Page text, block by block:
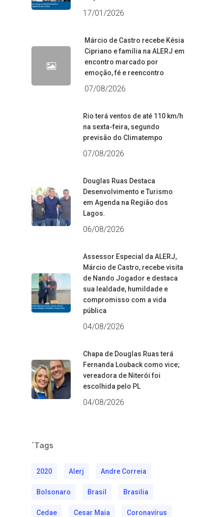
17/01/2026
Márcio de Castro recebe Késia
Cipriano e família na ALERJ em
encontro marcado por
emoção, fé e reencontro
07/08/2026
Rio terá ventos de até 110 km/h
na sexta-feira, segundo
previsão do Climatempo
07/08/2026
Douglas Ruas Destaca
Desenvolvimento e Turismo
em Agenda na Região dos
Lagos.
06/08/2026
Assessor Especial da ALERJ,
Márcio de Castro, recebe visita
de Nando Jogador e destaca
sua lealdade, humildade e
compromisso com a vida
pública
04/08/2026
Chapa de Douglas Ruas terá
Fernanda Louback como vice;
vereadora de Niterói foi
escolhida pelo PL
04/08/2026
´Tags
2020 Alerj Andre Correia
Bolsonaro Brasil Brasilia
Cedae Cesar Maia Coronavírus